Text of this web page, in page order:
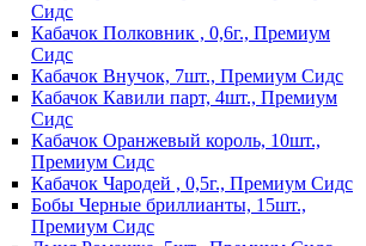
Сидс
Кабачок Полковник , 0,6г., Премиум
Сидс
Кабачок Внучок, 7шт., Премиум Сидс
Кабачок Кавили парт, 4шт., Премиум
Сидс
Кабачок Оранжевый король, 10шт.,
Премиум Сидс
Кабачок Чародей , 0,5г., Премиум Сидс
Бобы Черные бриллианты, 15шт.,
Премиум Сидс